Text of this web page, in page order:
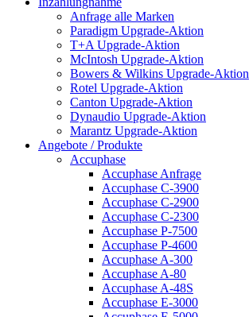
Anfrage alle Marken
Paradigm Upgrade-Aktion
T+A Upgrade-Aktion
McIntosh Upgrade-Aktion
Bowers & Wilkins Upgrade-Aktion
Rotel Upgrade-Aktion
Canton Upgrade-Aktion
Dynaudio Upgrade-Aktion
Marantz Upgrade-Aktion
Angebote / Produkte
Accuphase
Accuphase Anfrage
Accuphase C-3900
Accuphase C-2900
Accuphase C-2300
Accuphase P-7500
Accuphase P-4600
Accuphase A-300
Accuphase A-80
Accuphase A-48S
Accuphase E-3000